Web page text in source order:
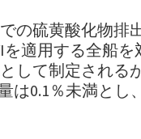
の硫黄酸化物排
を適用する全船
として制定される
は0.1％未満と